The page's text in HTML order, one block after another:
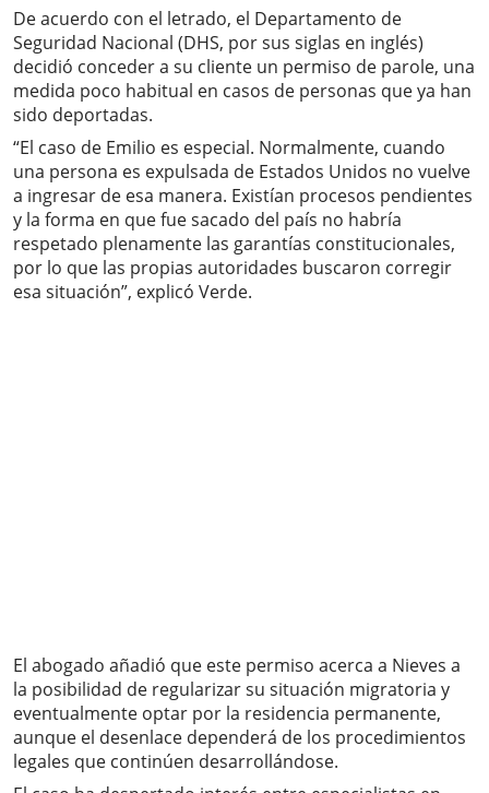
De acuerdo con el letrado, el Departamento de
Seguridad Nacional (DHS, por sus siglas en inglés)
decidió conceder a su cliente un permiso de parole, una
medida poco habitual en casos de personas que ya han
sido deportadas.
“El caso de Emilio es especial. Normalmente, cuando
una persona es expulsada de Estados Unidos no vuelve
a ingresar de esa manera. Existían procesos pendientes
y la forma en que fue sacado del país no habría
respetado plenamente las garantías constitucionales,
por lo que las propias autoridades buscaron corregir
esa situación”, explicó Verde.
El abogado añadió que este permiso acerca a Nieves a
la posibilidad de regularizar su situación migratoria y
eventualmente optar por la residencia permanente,
aunque el desenlace dependerá de los procedimientos
legales que continúen desarrollándose.